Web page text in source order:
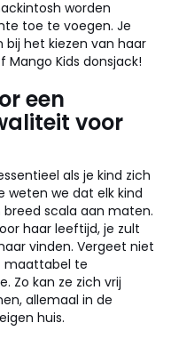
worden
toe te voegen. Je
het kiezen van haar
Mango Kids donsjack!
een
voor
als je kind zich
weten we dat elk kind
scala aan maten.
haar leeftijd, je zult
vinden. Vergeet niet
maattabel te
Zo kan ze zich vrij
allemaal in de
huis.